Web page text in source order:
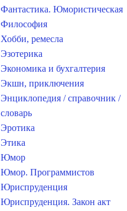
Фантастика. Юмористическая
Философия
Хобби, ремесла
Эзотерика
Экономика и бухгалтерия
Экшн, приключения
Энциклопедия / справочник /
словарь
Эротика
Этика
Юмор
Юмор. Программистов
Юриспруденция
Юриспруденция. Закон акт